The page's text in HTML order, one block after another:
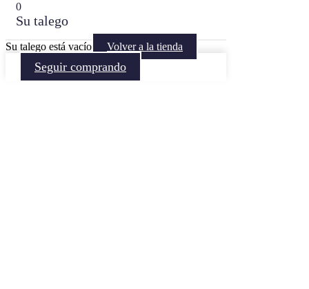
0
Su talego
Su talego está vacío Volver a la tienda
Seguir comprando